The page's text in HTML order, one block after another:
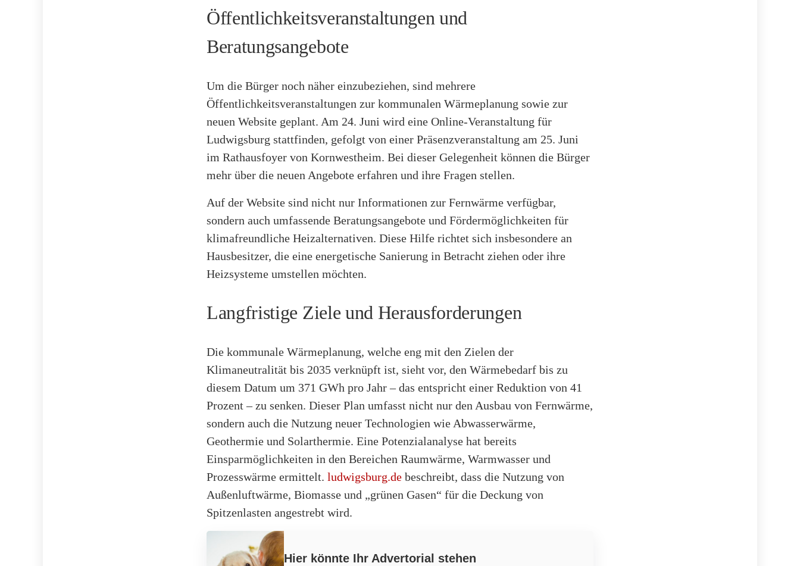
Öffentlichkeitsveranstaltungen und
Beratungsangebote
Um die Bürger noch näher einzubeziehen, sind mehrere
Öffentlichkeitsveranstaltungen zur kommunalen Wärmeplanung sowie zur
neuen Website geplant. Am 24. Juni wird eine Online-Veranstaltung für
Ludwigsburg stattfinden, gefolgt von einer Präsenzveranstaltung am 25. Juni
im Rathausfoyer von Kornwestheim. Bei dieser Gelegenheit können die Bürger
mehr über die neuen Angebote erfahren und ihre Fragen stellen.
Auf der Website sind nicht nur Informationen zur Fernwärme verfügbar,
sondern auch umfassende Beratungsangebote und Fördermöglichkeiten für
klimafreundliche Heizalternativen. Diese Hilfe richtet sich insbesondere an
Hausbesitzer, die eine energetische Sanierung in Betracht ziehen oder ihre
Heizsysteme umstellen möchten.
Langfristige Ziele und Herausforderungen
Die kommunale Wärmeplanung, welche eng mit den Zielen der
Klimaneutralität bis 2035 verknüpft ist, sieht vor, den Wärmebedarf bis zu
diesem Datum um 371 GWh pro Jahr – das entspricht einer Reduktion von 41
Prozent – zu senken. Dieser Plan umfasst nicht nur den Ausbau von Fernwärme,
sondern auch die Nutzung neuer Technologien wie Abwasserwärme,
Geothermie und Solarthermie. Eine Potenzialanalyse hat bereits
Einsparmöglichkeiten in den Bereichen Raumwärme, Warmwasser und
Prozesswärme ermittelt. ludwigsburg.de beschreibt, dass die Nutzung von
Außenluftwärme, Biomasse und „grünen Gasen“ für die Deckung von
Spitzenlasten angestrebt wird.
Hier könnte Ihr Advertorial stehen